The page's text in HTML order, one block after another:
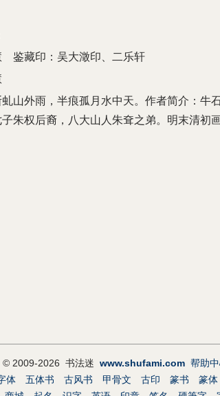
鉴藏印：吴大澂印、二乐轩
山外雨，半痕孤月水中天。作者简介：牛
朱权后裔，八大山人朱耷之弟。明末清初
© 2009-2026 书法迷 www.shufami.com 帮助
体 五体书 古风书 甲骨文 古印 篆书 篆体